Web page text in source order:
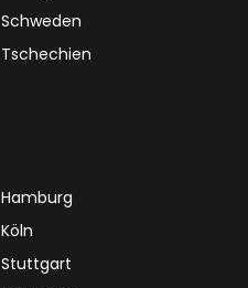
Schweden
Tschechien
Hamburg
Köln
Stuttgart